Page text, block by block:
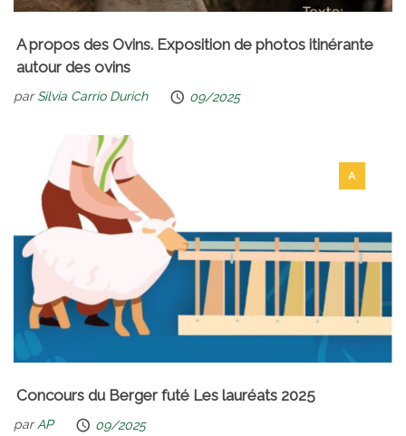
A propos des Ovins. Exposition de photos itinérante
autour des ovins
parSilvia Carrio Durich 09/2025
A
Concours du Berger futé Les lauréats 2025
parAP 09/2025